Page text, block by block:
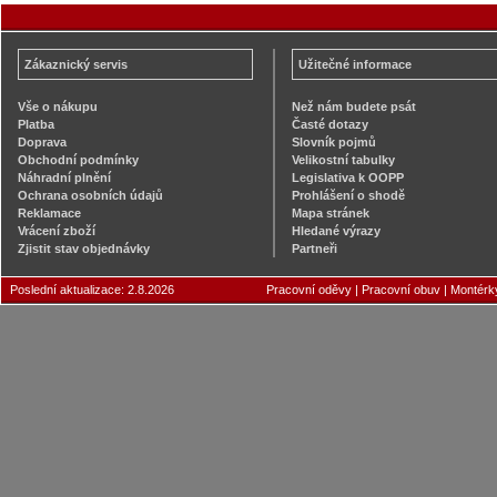
Zákaznický servis
Vše o nákupu
Platba
Doprava
Obchodní podmínky
Náhradní plnění
Ochrana osobních údajů
Reklamace
Vrácení zboží
Zjistit stav objednávky
Užitečné informace
Než nám budete psát
Časté dotazy
Slovník pojmů
Velikostní tabulky
Legislativa k OOPP
Prohlášení o shodě
Mapa stránek
Hledané výrazy
Partneři
Poslední aktualizace: 2.8.2026 Pracovní oděvy | Pracovní obuv |